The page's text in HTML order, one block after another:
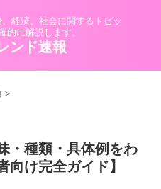
経済、社会に関するトピッ
的に解説します。
ンド速報
>
・種類・具体例をわ
向け完全ガイド】